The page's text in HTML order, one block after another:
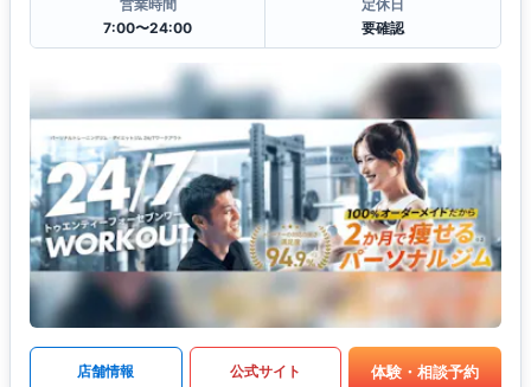
営業時間
7:00〜24:00
定休日
要確認
店舗情報 公式サイト 体験・相談予約